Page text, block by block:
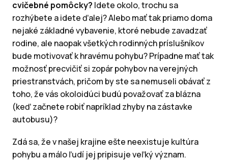
cvičebné pomôcky? Idete okolo, trochu sa
rozhýbete a idete ďalej? Alebo mať tak priamo doma
nejaké základné vybavenie, ktoré nebude zavadzať
rodine, ale naopak všetkých rodinných príslušníkov
bude motivovať k hravému pohybu? Prípadne mať tak
možnosť precvičiť si zopár pohybov na verejných
priestranstvách, pričom by ste sa nemuseli obávať z
toho, že vás okoloidúci budú považovať za blázna
(keď začnete robiť napríklad zhyby na zástavke
autobusu)?
Zdá sa, že v našej krajine ešte neexistuje kultúra
pohybu a málo ľudí jej pripisuje veľký význam.